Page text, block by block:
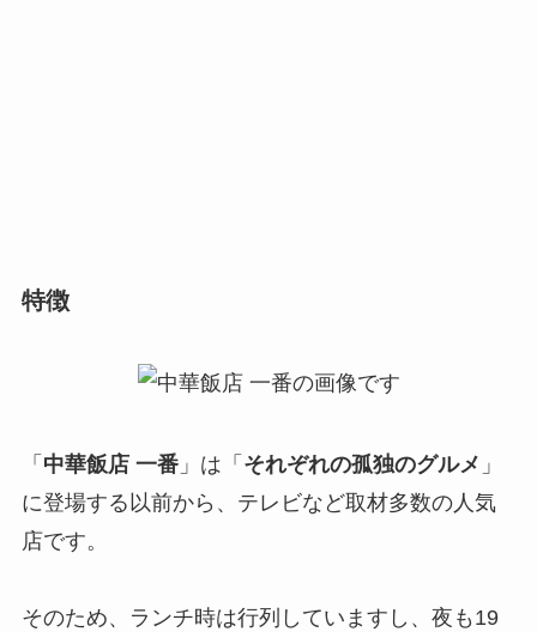
特徴
「 中華飯店 一番」は「 それぞれの孤独のグルメ 」
に登場する以前から、テレビなど取材多数の人気
店です。
そのため、ランチ時は行列していますし、夜も19